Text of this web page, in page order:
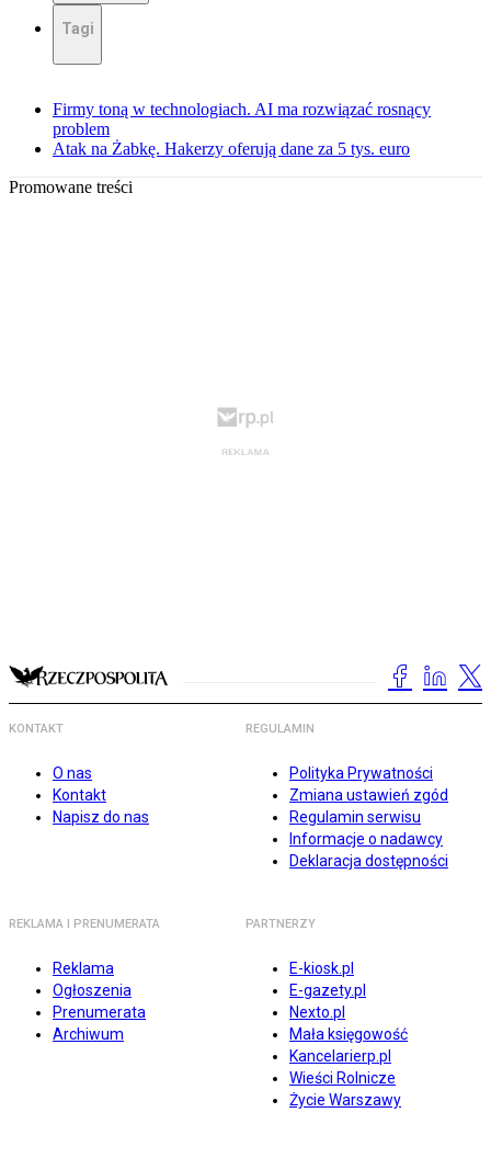
Tagi
Firmy toną w technologiach. AI ma rozwiązać rosnący
problem
Atak na Żabkę. Hakerzy oferują dane za 5 tys. euro
Promowane treści
KONTAKT
O nas
Kontakt
Napisz do nas
REGULAMIN
Polityka Prywatności
Zmiana ustawień zgód
Regulamin serwisu
Informacje o nadawcy
Deklaracja dostępności
REKLAMA I PRENUMERATA
Reklama
Ogłoszenia
Prenumerata
Archiwum
PARTNERZY
E-kiosk.pl
E-gazety.pl
Nexto.pl
Mała księgowość
Kancelarierp.pl
Wieści Rolnicze
Życie Warszawy